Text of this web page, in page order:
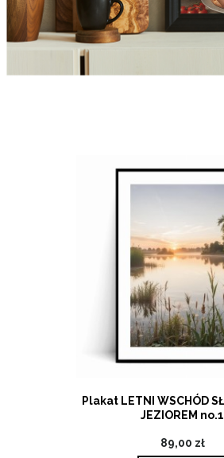
Plakat LETNI WSCHÓD
JEZIOREM no.1
89,00 zł